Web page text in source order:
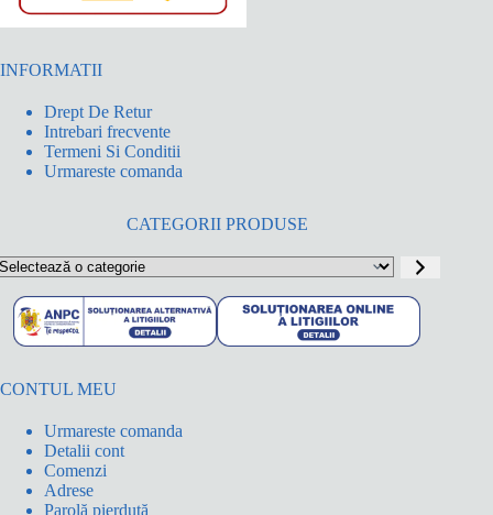
INFORMATII
Drept De Retur
Intrebari frecvente
Termeni Si Conditii
Urmareste comanda
CATEGORII PRODUSE
CONTUL MEU
Urmareste comanda
Detalii cont
Comenzi
Adrese
Parolă pierdută